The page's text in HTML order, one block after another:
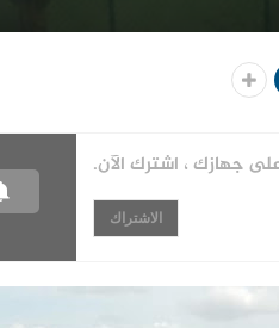
جهازك ، اشترك الآن.
الاشتراك